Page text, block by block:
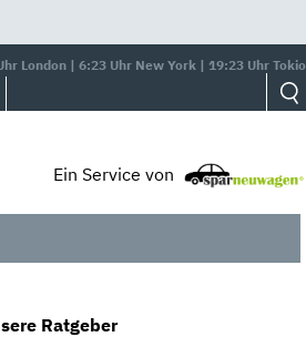
London | 6:23 Uhr New York | 19:23 Uhr Tokio
Ein Service von
Ratgeber